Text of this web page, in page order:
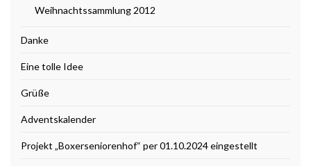
Weihnachtssammlung 2012
Danke
Eine tolle Idee
Grüße
Adventskalender
Projekt „Boxerseniorenhof“ per 01.10.2024 eingestellt